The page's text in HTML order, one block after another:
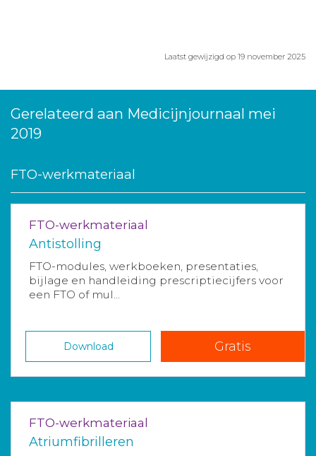
Laatst gewijzigd op 19 november 2025
Gerelateerd aan Medicijnjournaal mei
2019
FTO-werkmateriaal
FTO-werkmateriaal
Antistolling
FTO-modules, werkboeken, presentaties,
bijlage en handleiding prescriptiecijfers voor
een FTO of mul...
Download Gratis
FTO-werkmateriaal
Atriumfibrilleren